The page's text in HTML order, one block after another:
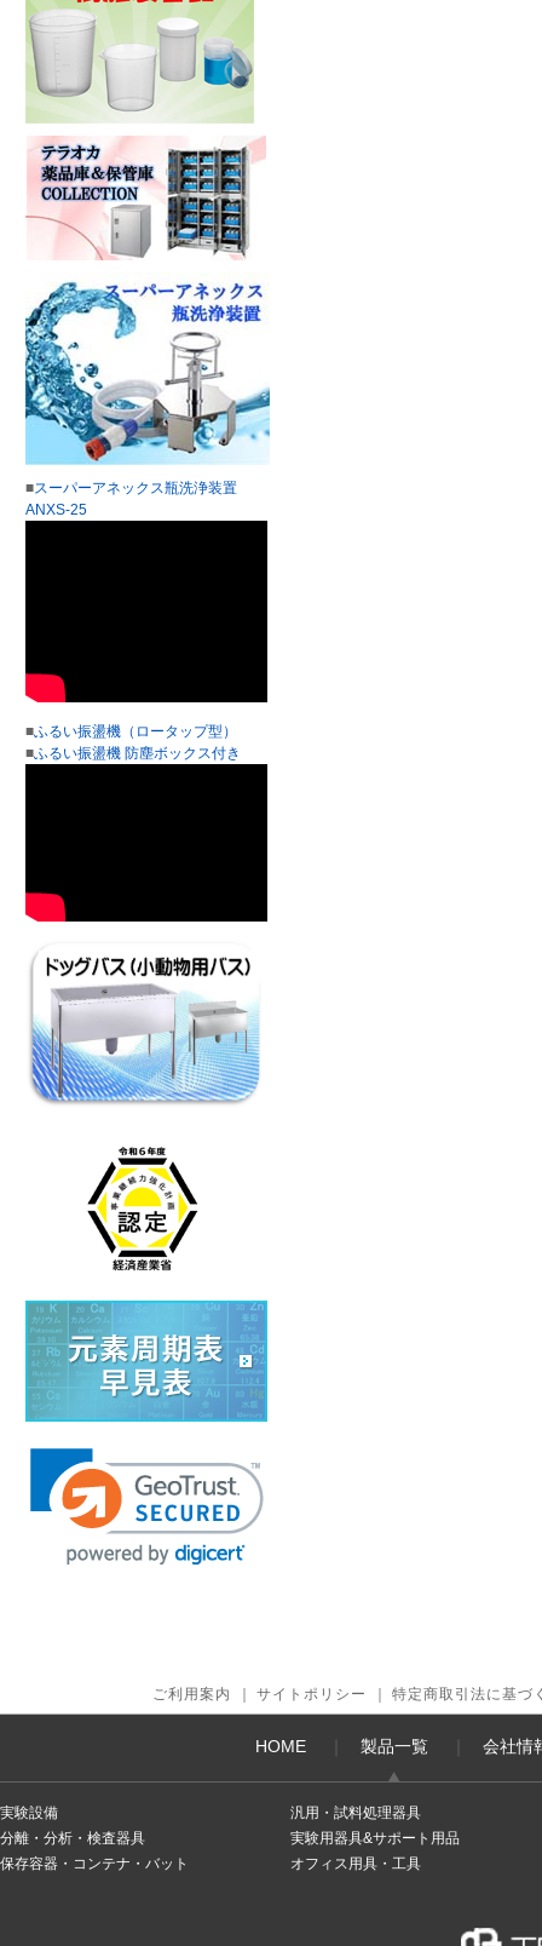
■スーパーアネックス瓶洗浄装置
ANXS-25
■ふるい振盪機（ロータップ型）
■ふるい振盪機 防塵ボックス付き
ご利用案内 サイトポリシー 特定商取引法に基づ
HOME 製品一覧 会社情
実験設備
汎用・試料処理器具
分離・分析・検査器具
実験用器具&サポート用品
保存容器・コンテナ・バット
オフィス用具・工具